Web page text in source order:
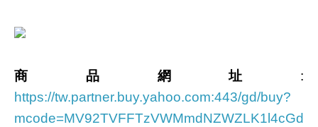
商品網址 :
https://tw.partner.buy.yahoo.com:443/gd/buy?
mcode=MV92TVFFTzVWMmdNZWZLK1l4cGd